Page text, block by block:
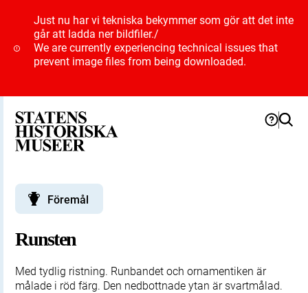
Just nu har vi tekniska bekymmer som gör att det inte
går att ladda ner bildfiler./
We are currently experiencing technical issues that
prevent image files from being downloaded.
Föremål
Runsten
Med tydlig ristning. Runbandet och ornamentiken är
målade i röd färg. Den nedbottnade ytan är svartmålad.